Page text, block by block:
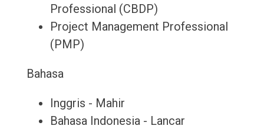
Professional (CBDP)
Project Management Professional
(PMP)
Bahasa
Inggris - Mahir
Bahasa Indonesia - Lancar